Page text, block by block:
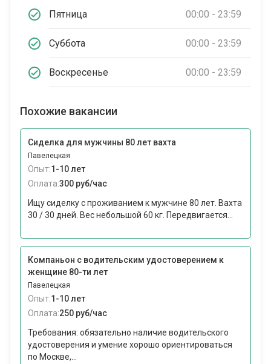
Пятница 00:00 - 23:59
Суббота 00:00 - 23:59
Воскресенье 00:00 - 23:59
Похожие вакансии
Сиделка для мужчины 80 лет вахта
Павелецкая
Опыт:1-10 лет
Оплата:300 руб/час
Ищу сиделку с проживанием к мужчине 80 лет. Вахта
30 / 30 дней. Вес небольшой 60 кг. Передвигается...
Компаньон с водительским удостоверением к
женщине 80-ти лет
Павелецкая
Опыт:1-10 лет
Оплата:250 руб/час
Требования: обязательно наличие водительского
удостоверения и умение хорошо ориентироваться
по Москве,...